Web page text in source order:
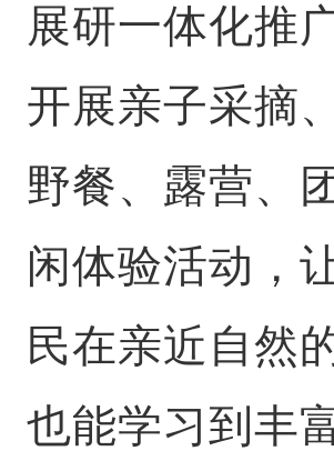
展研一体化推
开展亲子采摘
野餐、露营、
闲体验活动，
民在亲近自然
也能学习到丰